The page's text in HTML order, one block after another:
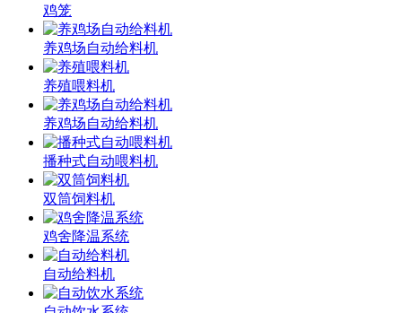
鸡笼
养鸡场自动给料机
养殖喂料机
养鸡场自动给料机
播种式自动喂料机
双筒饲料机
鸡舍降温系统
自动给料机